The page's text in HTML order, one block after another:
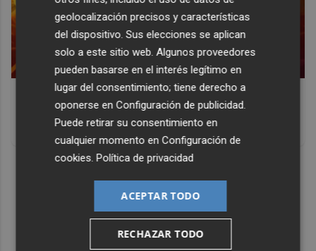
Corepunk MMORPG
Un verdadero MMORPG de la vieja escuela ¡Cómo los de
DISCOVER WITH
geolocalización precisos y características
del dispositivo. Sus elecciones se aplican
solo a este sitio web. Algunos proveedores
pueden basarse en el interés legítimo en
lugar del consentimiento; tiene derecho a
oponerse enConfiguración de publicidad.
Puede retirar su consentimiento en
cualquier momento enConfiguración de
cookies.Política de privacidad
ACEPTAR TODO
RECHAZAR TODO